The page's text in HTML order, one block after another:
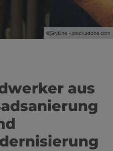
©SkyLine - stock.adobe.com
aus